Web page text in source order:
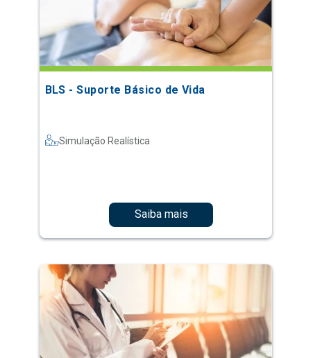
BLS - Suporte Básico de Vida
Simulação Realística
Saiba mais